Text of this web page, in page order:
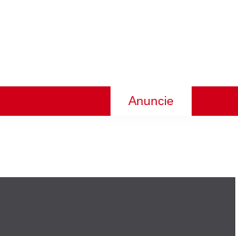
Anuncie